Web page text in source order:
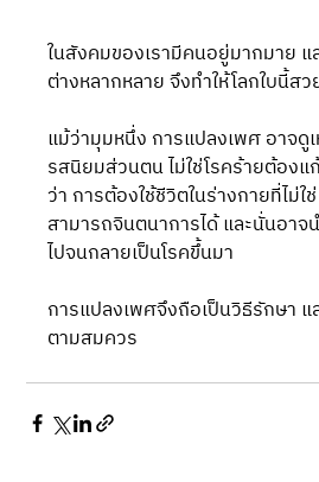
ในสังคมของเรามีคนอยู่มากมาย
ต่างหลากหลาย จึงทำให้โลกใบนี้ส
แม้ว่ามุมหนึ่ง การแปลงเพศ อาจ
รสนิยมส่วนตน ไม่ใช่โรคร้ายต้อง
ว่า การต้องใช้ชีวิตในร่างกายที่ไม่ใ
สามารถจินตนาการได้ และนั่นอาจ
ไปจนกลายเป็นโรคขึ้นมา
การแปลงเพศจึงถือเป็นวิธีรักษา
ตามสมควร